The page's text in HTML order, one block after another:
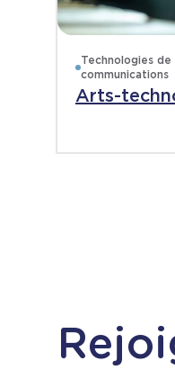
Technologies
communications
Arts-